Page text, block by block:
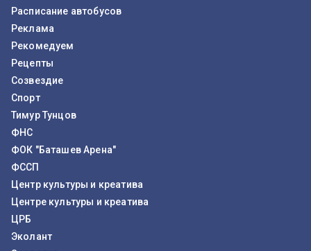
Расписание автобусов
Реклама
Рекомедуем
Рецепты
Созвездие
Спорт
Тимур Тунцов
ФНС
ФОК "Баташев Арена"
ФССП
Центр культуры и креатива
Центре культуры и креатива
ЦРБ
Эколант